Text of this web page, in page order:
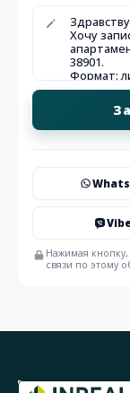
Нажимая
связи по этому